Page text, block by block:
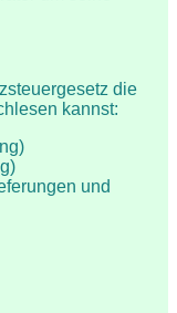
die
kannst:
und